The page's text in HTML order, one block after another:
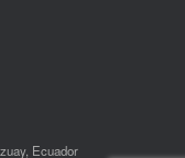
Ecuador